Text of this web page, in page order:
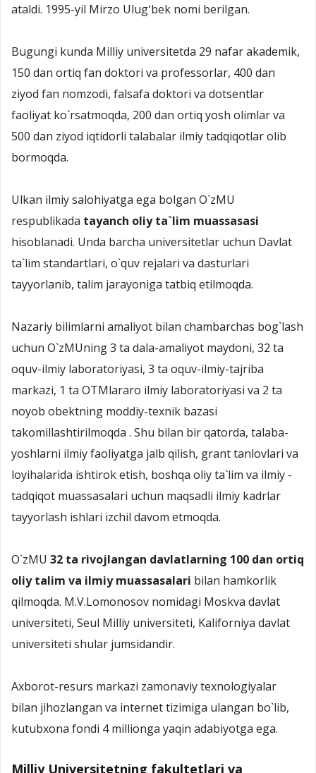
ataldi. 1995-yil Mirzo Ulugʻbek nomi berilgan.
Bugungi kunda Milliy universitetda 29 nafar akademik,
150 dan ortiq fan doktori va professorlar, 400 dan
ziyod fan nomzodi, falsafa doktori va dotsentlar
faoliyat ko`rsatmoqda, 200 dan ortiq yosh olimlar va
500 dan ziyod iqtidorli talabalar ilmiy tadqiqotlar olib
bormoqda.
Ulkan ilmiy salohiyatga ega bolgan O`zMU
respublikada tayanch oliy ta`lim muassasasi
hisoblanadi. Unda barcha universitetlar uchun Davlat
ta`lim standartlari, o`quv rejalari va dasturlari
tayyorlanib, talim jarayoniga tatbiq etilmoqda.
Nazariy bilimlarni amaliyot bilan chambarchas bog`lash
uchun O`zMUning 3 ta dala-amaliyot maydoni, 32 ta
oquv-ilmiy laboratoriyasi, 3 ta oquv-ilmiy-tajriba
markazi, 1 ta OTMlararo ilmiy laboratoriyasi va 2 ta
noyob obektning moddiy-texnik bazasi
takomillashtirilmoqda . Shu bilan bir qatorda, talaba-
yoshlarni ilmiy faoliyatga jalb qilish, grant tanlovlari va
loyihalarida ishtirok etish, boshqa oliy ta`lim va ilmiy -
tadqiqot muassasalari uchun maqsadli ilmiy kadrlar
tayyorlash ishlari izchil davom etmoqda.
O`zMU 32 ta rivojlangan davlatlarning 100 dan ortiq
oliy talim va ilmiy muassasalari bilan hamkorlik
qilmoqda. M.V.Lomonosov nomidagi Moskva davlat
universiteti, Seul Milliy universiteti, Kaliforniya davlat
universiteti shular jumsidandir.
Axborot-resurs markazi zamonaviy texnologiyalar
bilan jihozlangan va internet tizimiga ulangan bo`lib,
kutubxona fondi 4 millionga yaqin adabiyotga ega.
Milliy Universitetning fakultetlari va